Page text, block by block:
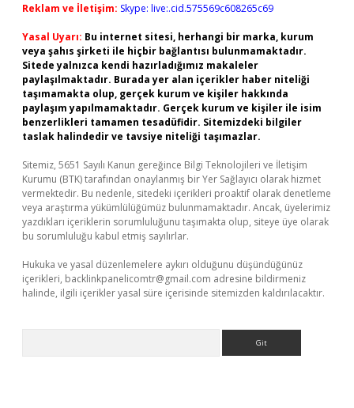
Reklam ve İletişim: Skype: live:.cid.575569c608265c69
Yasal Uyarı: Bu internet sitesi, herhangi bir marka, kurum
veya şahıs şirketi ile hiçbir bağlantısı bulunmamaktadır.
Sitede yalnızca kendi hazırladığımız makaleler
paylaşılmaktadır. Burada yer alan içerikler haber niteliği
taşımamakta olup, gerçek kurum ve kişiler hakkında
paylaşım yapılmamaktadır. Gerçek kurum ve kişiler ile isim
benzerlikleri tamamen tesadüfidir. Sitemizdeki bilgiler
taslak halindedir ve tavsiye niteliği taşımazlar.
Sitemiz, 5651 Sayılı Kanun gereğince Bilgi Teknolojileri ve İletişim
Kurumu (BTK) tarafından onaylanmış bir Yer Sağlayıcı olarak hizmet
vermektedir. Bu nedenle, sitedeki içerikleri proaktif olarak denetleme
veya araştırma yükümlülüğümüz bulunmamaktadır. Ancak, üyelerimiz
yazdıkları içeriklerin sorumluluğunu taşımakta olup, siteye üye olarak
bu sorumluluğu kabul etmiş sayılırlar.
Hukuka ve yasal düzenlemelere aykırı olduğunu düşündüğünüz
içerikleri, backlinkpanelicomtr@gmail.com adresine bildirmeniz
halinde, ilgili içerikler yasal süre içerisinde sitemizden kaldırılacaktır.